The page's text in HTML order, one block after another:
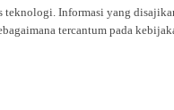
Informasi yang
tercantum pada